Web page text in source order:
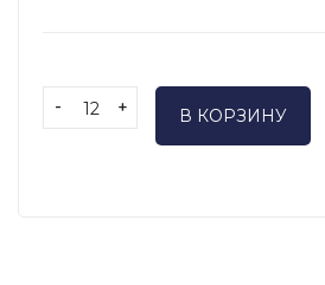
- + В КОРЗИНУ